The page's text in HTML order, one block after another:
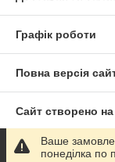
Графік роботи
Повна версія
Сайт створено на
Політика
Ваше
понеділка по